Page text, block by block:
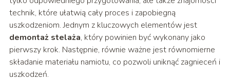
technik, które ułatwią cały proces i zapobiegną
uszkodzeniom. Jednym z kluczowych elementów jest
demontaż stelaża, który powinien być wykonany jako
pierwszy krok. Następnie, równie ważne jest równomierne
składanie materiału namiotu, co pozwoli uniknąć zagnieceń i
uszkodzeń.